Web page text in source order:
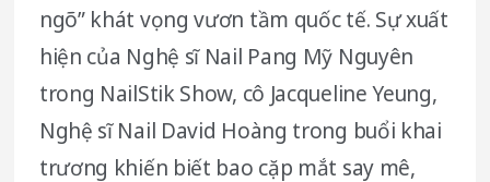
ngõ” khát vọng vươn tầm quốc tế. Sự xuất
hiện của Nghệ sĩ Nail Pang Mỹ Nguyên
trong NailStik Show, cô Jacqueline Yeung,
Nghệ sĩ Nail David Hoàng trong buổi khai
trương khiến biết bao cặp mắt say mê,